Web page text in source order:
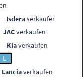
Isderaverkaufen
JACverkaufen
Kiaverkaufen
L
Lanciaverkaufen